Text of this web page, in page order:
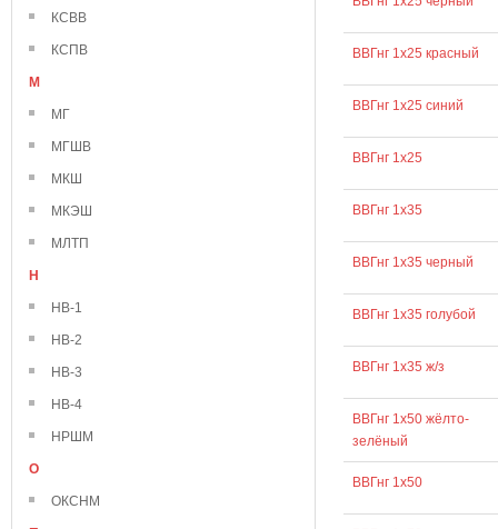
КСВВ
КСПВ
М
МГ
МГШВ
МКШ
МКЭШ
МЛТП
Н
НВ-1
НВ-2
НВ-3
НВ-4
НРШМ
О
ОКСНМ
ВВГнг 1х25 красный
ВВГнг 1х25 синий
ВВГнг 1х25
ВВГнг 1х35
ВВГнг 1х35 черный
ВВГнг 1х35 голубой
ВВГнг 1х35 ж/з
ВВГнг 1х50 жёлто-
зелёный
ВВГнг 1х50